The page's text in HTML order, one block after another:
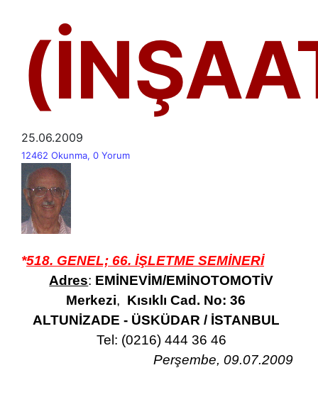
25.06.2009
12462 Okunma, 0 Yorum
*518. GENEL; 66. İŞLETME SEMİNERİ
Adres: EMİNEVİM/EMİNOTOMOTİV
Merkezi, Kısıklı Cad. No: 36
ALTUNİZADE - ÜSKÜDAR / İSTANBUL
Tel: (0216) 444 36 46
Perşembe, 09.07.2009